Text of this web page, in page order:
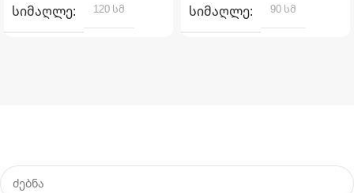
ᲡᲘᲛᲐᲦᲚᲔ 120 სმ ᲡᲘᲛᲐᲦᲚᲔ 90 სმ